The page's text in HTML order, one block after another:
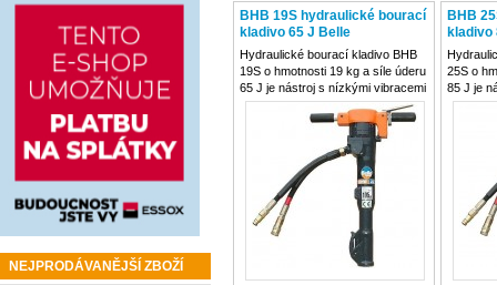
NEJPRODÁVANĚJŠÍ ZBOŽÍ
BHB 19S hydraulické bourací
kladivo 65 J Belle
Hydraulické bourací kladivo BHB
19S o hmotnosti 19 kg a síle úderu
65 J je nástroj s nízkými vibracemi
do rukou pro pohodlnější práci
Kladivo je univerzální, středně
těžké, určeno pro širší použití,
vybaveno antivibračními madly
BHB
kladivo
25S o
85 J je
do